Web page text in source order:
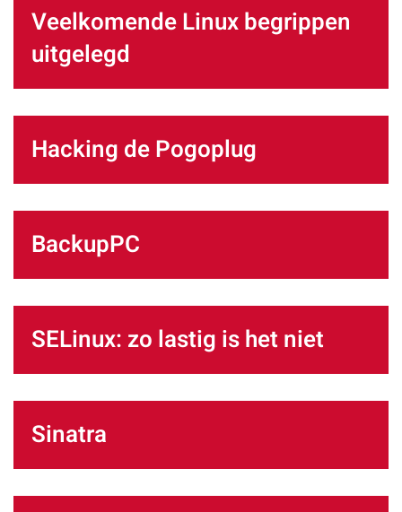
Veelkomende Linux begrippen
uitgelegd
Hacking de Pogoplug
BackupPC
SELinux: zo lastig is het niet
Sinatra